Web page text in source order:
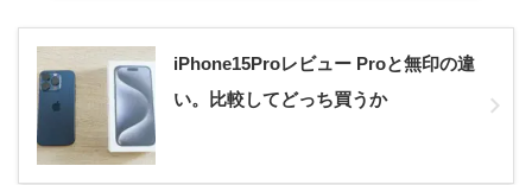
iPhone15Proレビュー Proと無印の違
い。比較してどっち買うか